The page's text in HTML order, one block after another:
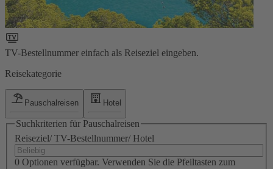
TV-Bestellnummer einfach als Reiseziel eingeben.
Reisekategorie
Pauschalreisen Hotel
Suchkriterien für Pauschalreisen
Reiseziel/ TV-Bestellnummer/ Hotel
0 Optionen verfügbar. Verwenden Sie die Pfeiltasten zum